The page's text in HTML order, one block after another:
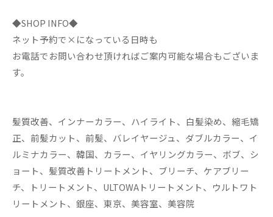
◆SHOP INFO◆
ネット予約で×になっている日時も
お電話でお問い合わせ頂ければご案内可能な場合もございま
す。
髪質改善、インナーカラー、ハイライト、白髪染め、縮毛矯
正、前髪カット、前髪、バレイヤージュ、ダブルカラー、イ
ルミナカラー、韓国、カラー、イヤリングカラー、ボブ、シ
ョート、髪質改善トリートメント、ブリーチ、ケアブリー
チ、トリートメント、ULTOWAトリートメント、ウルトワト
リートメント、銀座、東京、美容室、美容院